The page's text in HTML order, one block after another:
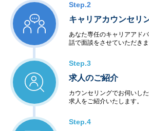
Step.2
キャリアカウンセリ
あなた専任のキャリアアド
話で面談をさせていただきま
Step.3
求人のご紹介
カウンセリングでお伺いし
求人をご紹介いたします。
Step.4